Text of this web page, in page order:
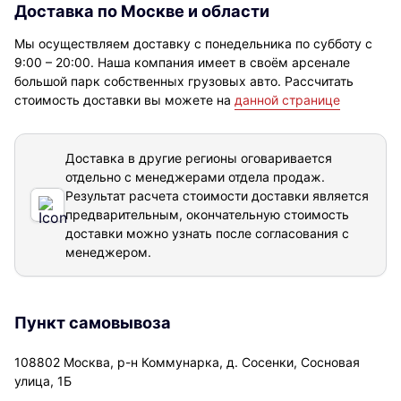
Доставка по Москве и области
Мы осуществляем доставку с понедельника по субботу с
9:00 – 20:00. Наша компания имеет в своём арсенале
большой парк собственных грузовых авто. Рассчитать
стоимость доставки вы можете на данной странице
Доставка в другие регионы оговаривается
отдельно с менеджерами отдела продаж.
Результат расчета стоимости доставки является
предварительным, окончательную стоимость
доставки можно узнать после согласования с
менеджером.
Пункт самовывоза
108802 Москва, р-н Коммунарка, д. Сосенки, Сосновая
улица, 1Б